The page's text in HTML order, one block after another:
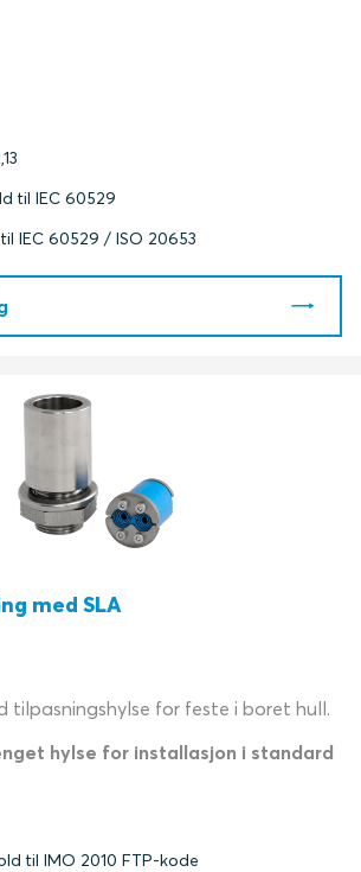
til IEC 60529
IEC 60529 / ISO 20653
med SLA
tilpasningshylse for feste i boret hull.
hylse for installasjon i standard
til IMO 2010 FTP-kode